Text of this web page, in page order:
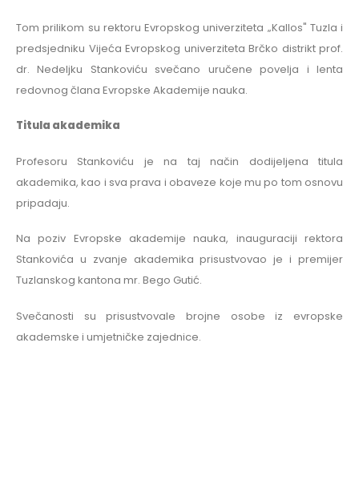
Tom prilikom su rektoru Evropskog univerziteta „Kallos" Tuzla i
predsjedniku Vijeća Evropskog univerziteta Brčko distrikt prof.
dr. Nedeljku Stankoviću svečano uručene povelja i lenta
redovnog člana Evropske Akademije nauka.
Titula akademika
Profesoru Stankoviću je na taj način dodijeljena titula
akademika, kao i sva prava i obaveze koje mu po tom osnovu
pripadaju.
Na poziv Evropske akademije nauka, inauguraciji rektora
Stankovića u zvanje akademika prisustvovao je i premijer
Tuzlanskog kantona mr. Bego Gutić.
Svečanosti su prisustvovale brojne osobe iz evropske
akademske i umjetničke zajednice.